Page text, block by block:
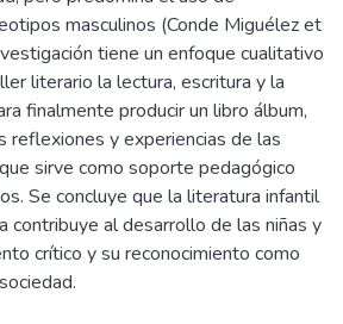
masculinos (Conde Miguélez et
tiene un enfoque cualitativo
literario la lectura, escritura y la
finalmente producir un libro álbum,
reflexiones y experiencias de las
sirve como soporte pedagógico
Se concluye que la literatura infantil
contribuye al desarrollo de las niñas y
crítico y su reconocimiento como